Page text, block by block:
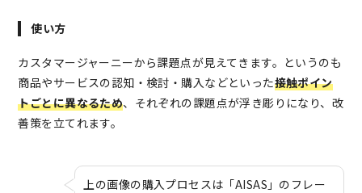
使い方
カスタマージャーニーから課題点が見えてきます。というのも
商品やサービスの認知・検討・購入などといった接触ポイン
トごとに異なるため、それぞれの課題点が浮き彫りになり、改
善策を立てれます。
上の画像の購入プロセスは「AISAS」のフレー